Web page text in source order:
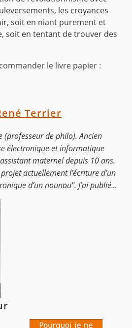
les croyances
soit en niant purement et
soit en tentant de trouver des
le livre papier :
Terrier
(professeur de philo). Ancien
électronique et informatique
maternel depuis 10 ans.
actuellement l’écriture d’un
d’un nounou". J’ai publié...